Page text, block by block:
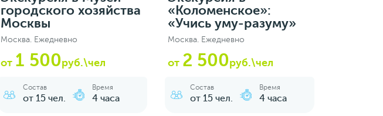
городского хозяйства
Москвы
Москва. Ежедневно
от 1 500руб.\чел
Состав
от 15 чел.
Время
4 часа
«Коломенское»:
«Учись уму-разуму»
Москва. Ежедневно
от 2 500руб.\чел
Состав
от 15 чел.
Время
4 часа